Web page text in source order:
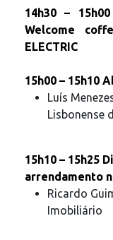
14h30 –
Welcome
ELECTRIC
15h00 – 15h10
Luís
Lisbonense
15h10 – 15h25
arrendamento
Ricardo
Imobiliário